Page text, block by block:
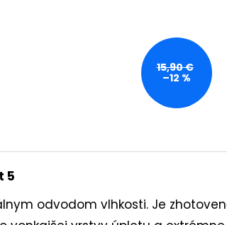
15,90 €
–12 %
5
odvodom vlhkosti. Je